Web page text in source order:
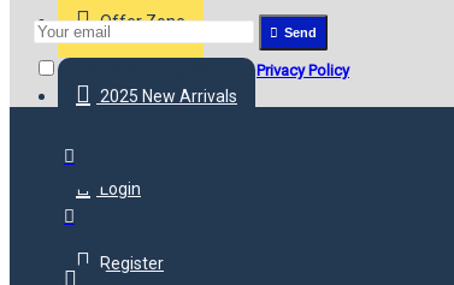
Offer Zone
2025 New Arrivals
Login
Register
Send
I have read and agree to thePrivacy Policy